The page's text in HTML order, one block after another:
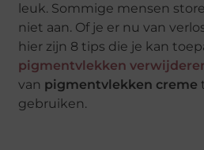
leuk. Sommige mensen
niet aan. Of je er nu van
hier zijn 8 tips die je kan
pigmentvlekken
van pigmentvlekken creme
gebruiken.